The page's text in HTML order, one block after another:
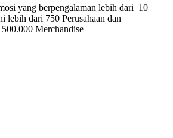
yang berpengalaman lebih dari 10
lebih dari 750 Perusahaan dan
Merchandise